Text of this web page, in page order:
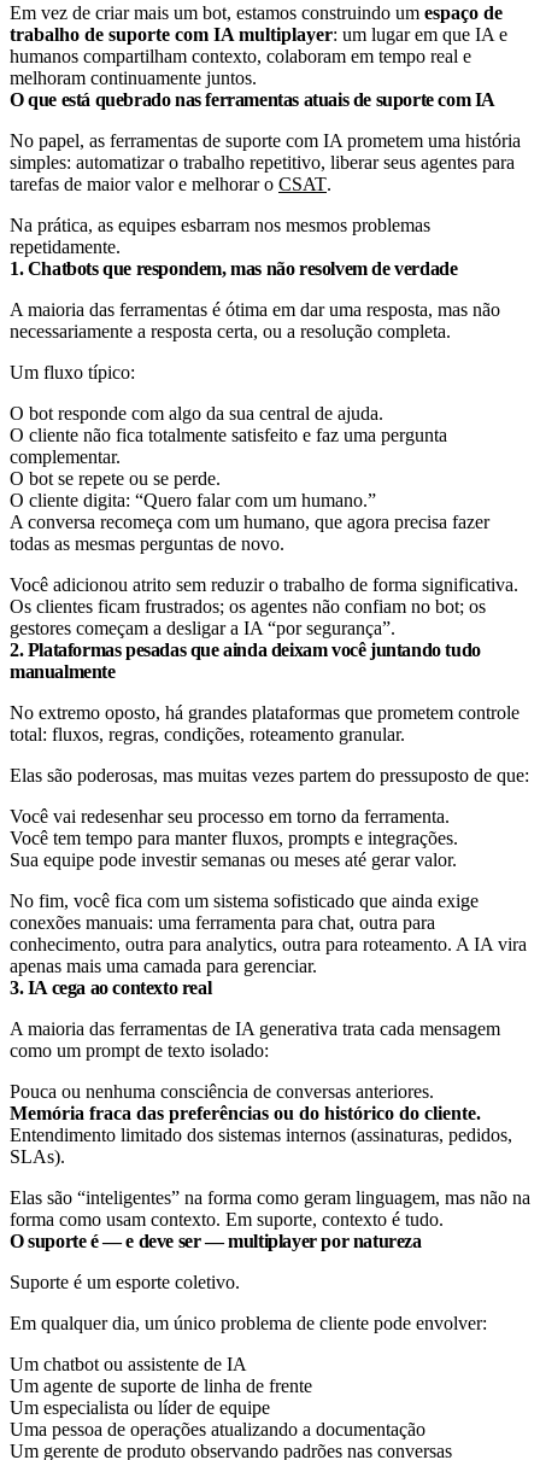
Em vez de criar mais um bot, estamos construindo um espaço de
trabalho de suporte com IA multiplayer: um lugar em que IA e
humanos compartilham contexto, colaboram em tempo real e
melhoram continuamente juntos.
O que está quebrado nas ferramentas atuais de suporte com IA
No papel, as ferramentas de suporte com IA prometem uma história
simples: automatizar o trabalho repetitivo, liberar seus agentes para
tarefas de maior valor e melhorar o CSAT.
Na prática, as equipes esbarram nos mesmos problemas
repetidamente.
1. Chatbots que respondem, mas não resolvem de verdade
A maioria das ferramentas é ótima em dar uma resposta, mas não
necessariamente a resposta certa, ou a resolução completa.
Um fluxo típico:
O bot responde com algo da sua central de ajuda.
O cliente não fica totalmente satisfeito e faz uma pergunta
complementar.
O bot se repete ou se perde.
O cliente digita: “Quero falar com um humano.”
A conversa recomeça com um humano, que agora precisa fazer
todas as mesmas perguntas de novo.
Você adicionou atrito sem reduzir o trabalho de forma significativa.
Os clientes ficam frustrados; os agentes não confiam no bot; os
gestores começam a desligar a IA “por segurança”.
2. Plataformas pesadas que ainda deixam você juntando tudo
manualmente
No extremo oposto, há grandes plataformas que prometem controle
total: fluxos, regras, condições, roteamento granular.
Elas são poderosas, mas muitas vezes partem do pressuposto de que:
Você vai redesenhar seu processo em torno da ferramenta.
Você tem tempo para manter fluxos, prompts e integrações.
Sua equipe pode investir semanas ou meses até gerar valor.
No fim, você fica com um sistema sofisticado que ainda exige
conexões manuais: uma ferramenta para chat, outra para
conhecimento, outra para analytics, outra para roteamento. A IA vira
apenas mais uma camada para gerenciar.
3. IA cega ao contexto real
A maioria das ferramentas de IA generativa trata cada mensagem
como um prompt de texto isolado:
Pouca ou nenhuma consciência de conversas anteriores.
Memória fraca das preferências ou do histórico do cliente.
Entendimento limitado dos sistemas internos (assinaturas, pedidos,
SLAs).
Elas são “inteligentes” na forma como geram linguagem, mas não na
forma como usam contexto. Em suporte, contexto é tudo.
O suporte é — e deve ser — multiplayer por natureza
Suporte é um esporte coletivo.
Em qualquer dia, um único problema de cliente pode envolver:
Um chatbot ou assistente de IA
Um agente de suporte de linha de frente
Um especialista ou líder de equipe
Uma pessoa de operações atualizando a documentação
Um gerente de produto observando padrões nas conversas